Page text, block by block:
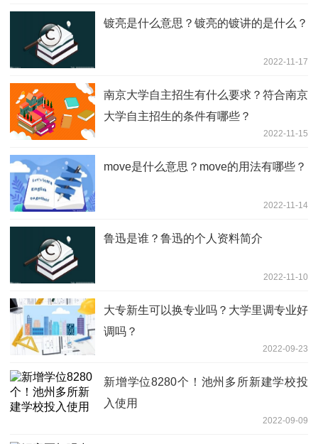
镀亮是什么意思？镀亮的镀讲的是什么？
2022-11-17
南京大学自主招生有什么要求？符合南京
大学自主招生的条件有哪些？
2022-11-15
move是什么意思？move的用法有哪些？
2022-11-14
鲁迅是谁？鲁迅的个人资料简介
2022-11-10
大专新生可以换专业吗？大学里调专业好
调吗？
2022-09-23
新增学位8280个！池州多所新建学校投
入使用
2022-09-09